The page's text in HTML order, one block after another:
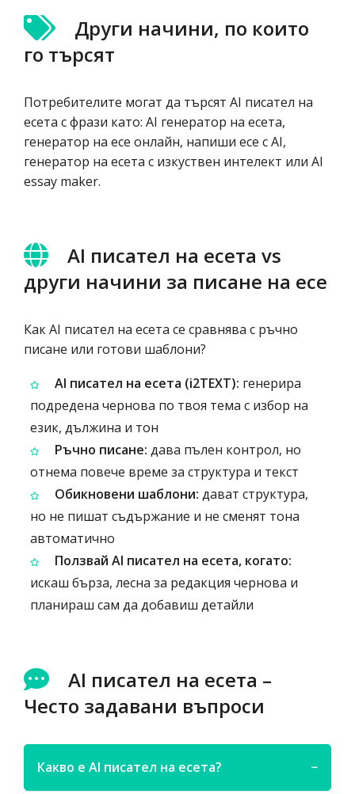
Други начини, по които
го търсят
Потребителите могат да търсят AI писател на
есета с фрази като: AI генератор на есета,
генератор на есе онлайн, напиши есе с AI,
генератор на есета с изкуствен интелект или AI
essay maker.
AI писател на есета vs
други начини за писане на есе
Как AI писател на есета се сравнява с ръчно
писане или готови шаблони?
AI писател на есета (i2TEXT): генерира
подредена чернова по твоя тема с избор на
език, дължина и тон
Ръчно писане: дава пълен контрол, но
отнема повече време за структура и текст
Обикновени шаблони: дават структура,
но не пишат съдържание и не сменят тона
автоматично
Ползвай AI писател на есета, когато:
искаш бърза, лесна за редакция чернова и
планираш сам да добавиш детайли
AI писател на есета –
Често задавани въпроси
Какво е AI писател на есета? −